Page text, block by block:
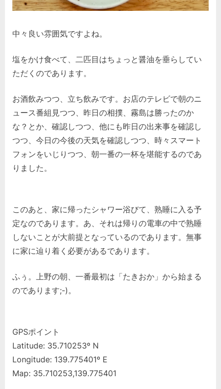
中々良い雰囲気ですよね。
塩をかけ食べて、二匹目はちょっと醤油を垂らしてい
ただくのであります。
お酒飲みつつ、立ち飲みです。お店のテレビで朝のニ
ュース番組見つつ、昨日の相撲、霧島は勝ったのか
な？とか、確認しつつ、他にも昨日の出来事を確認し
つつ、今日の今後の天気を確認しつつ、時々スマート
フォンをいじりつつ、朝一番の一杯を堪能するのであ
りました。
このあと、家に帰ったシャワー浴びて、熟睡に入る予
定なのであります。あ、それは帰りの電車の中で熟睡
しないことが大前提となっているのであります。無事
に家に辿り着く必要があるであります。
ふぅ。上野の朝、一番最初は「たきおか」から始まる
のであります;-)。
GPSポイント
Latitude: 35.710253º N
Longitude: 139.775401º E
Map: 35.710253,139.775401